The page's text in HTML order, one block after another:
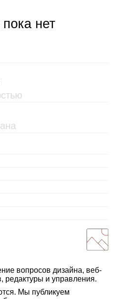
нет
вопросов дизайна, веб-
редактуры и управления.
Мы публикуем